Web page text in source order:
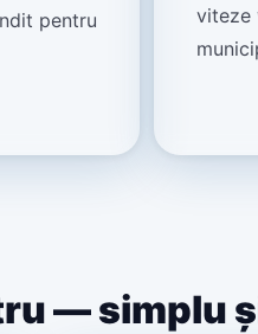
pentru
viteze
— simplu